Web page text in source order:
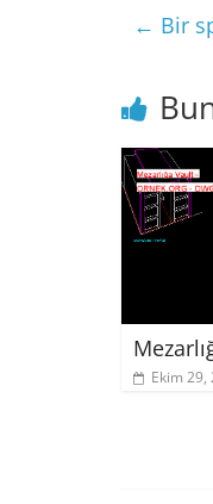
← Bir
Ekim 29,